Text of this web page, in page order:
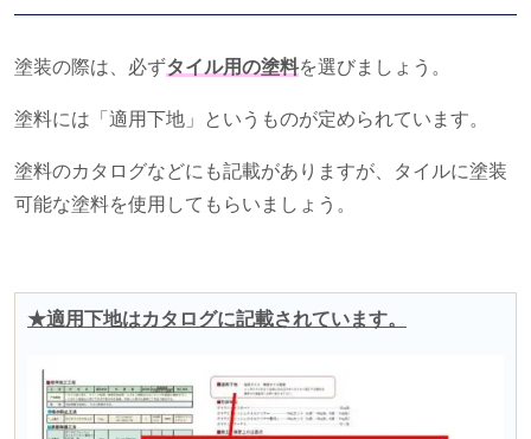
塗装の際は、必ずタイル用の塗料を選びましょう。
塗料には「適用下地」というものが定められています。
塗料のカタログなどにも記載がありますが、タイルに塗装
可能な塗料を使用してもらいましょう。
★適用下地はカタログに記載されています。